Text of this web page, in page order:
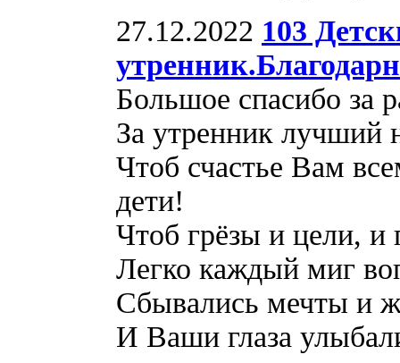
27.12.2022 103
Большое спасибо за
За утренник лучший
Чтоб счастье Вам
дети!
Чтоб грёзы и цели, и
Легко каждый миг
Сбывались мечты и
И Ваши глаза